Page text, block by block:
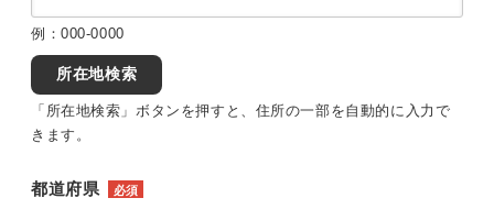
例：000-0000
所在地検索
「所在地検索」ボタンを押すと、住所の一部を自動的に入力で
きます。
都道府県 必須